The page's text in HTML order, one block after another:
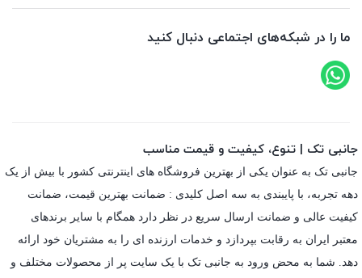
ما را در شبکه‌های اجتماعی دنبال کنید
جانبی تک | تنوع، کیفیت و قیمت مناسب
جانبی تک به عنوان یکی از بهترین فروشگاه های اینترنتی کشور با بیش از یک
دهه تجربه، با پایبندی به سه اصل کلیدی : ضمانت بهترین قیمت، ضمانت
کیفیت عالی و ضمانت ارسال سریع در نظر دارد همگام با سایر برندهای
معتبر ایران به رقابت بپردازد و خدمات ارزنده ای را به مشتریان خود ارائه
دهد. شما به محض ورود به جانبی تک با یک سایت پر از محصولات مختلف و